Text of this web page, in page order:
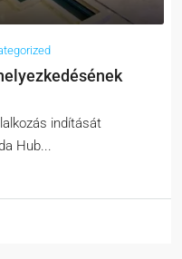
indítását
Hub...